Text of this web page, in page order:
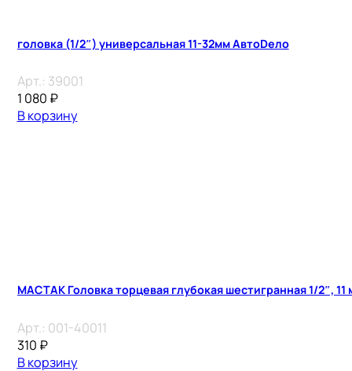
головка (1/2″) универсальная 11-32мм АвтоDело
Арт.: 39001
1 080 ₽
В корзину
МАСТАК Головка торцевая глубокая шестигранная 1/2″, 11
Арт.: 001-40011
310 ₽
В корзину